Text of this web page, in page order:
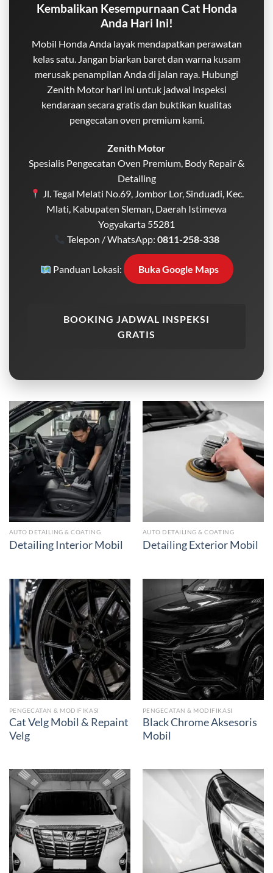
Kembalikan Kesempurnaan Cat Honda
Anda Hari Ini!
Mobil Honda Anda layak mendapatkan perawatan
kelas satu. Jangan biarkan baret dan warna kusam
merusak penampilan Anda di jalan raya. Hubungi
Zenith Motor hari ini untuk jadwal inspeksi
kendaraan secara gratis dan buktikan kualitas
pengecatan oven premium kami.
Zenith Motor
Spesialis Pengecatan Oven Premium, Body Repair &
Detailing
Jl. Tegal Melati No.69, Jombor Lor, Sinduadi, Kec.
Mlati, Kabupaten Sleman, Daerah Istimewa
Yogyakarta 55281
Telepon / WhatsApp: 0811-258-338
Panduan Lokasi: Buka Google Maps
BOOKING JADWAL INSPEKSI
GRATIS
AUTO DETAILING & COATING
Detailing Interior Mobil
AUTO DETAILING & COATING
Detailing Exterior Mobil
PENGECATAN & MODIFIKASI
Cat Velg Mobil & Repaint
Velg
PENGECATAN & MODIFIKASI
Black Chrome Aksesoris
Mobil